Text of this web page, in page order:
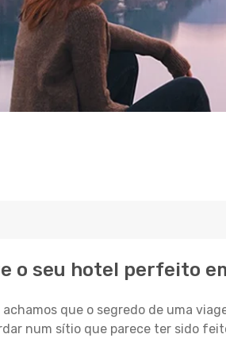
o seu hotel perfeito
achamos que o segredo de uma
num sítio que parece ter sido